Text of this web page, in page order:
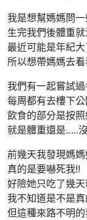
我是想幫媽媽問
生完我們後體重就
最近可能是年紀
所以想帶媽媽去看
我們有一起嘗試
每周都有去樓下
飲食的部分是按
就是體重還是…..
前幾天我發現媽
真的是要嚇死我!!
好險她只吃了幾天
我不知道是不是真
但這種來路不明